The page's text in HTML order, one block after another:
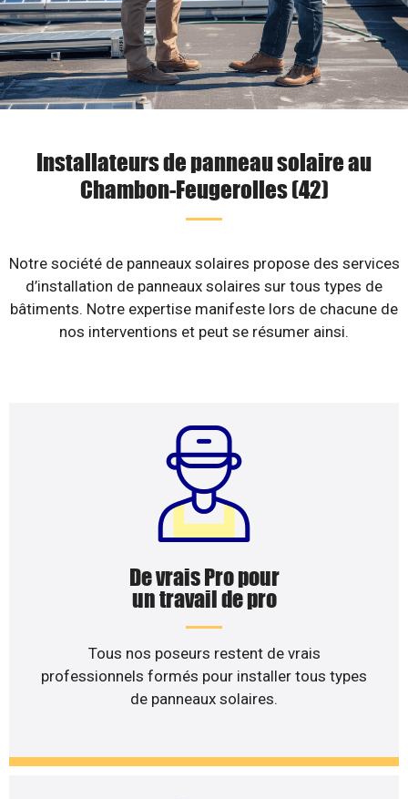
Installateurs de panneau solaire au
Chambon-Feugerolles (42)
Notre société de panneaux solaires propose des services
d’installation de panneaux solaires sur tous types de
bâtiments. Notre expertise manifeste lors de chacune de
nos interventions et peut se résumer ainsi.
De vrais Pro pour
un travail de pro
Tous nos poseurs restent de vrais
professionnels formés pour installer tous types
de panneaux solaires.